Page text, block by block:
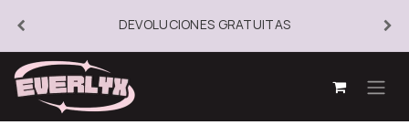
DEVOLUCIONES GRATUITAS